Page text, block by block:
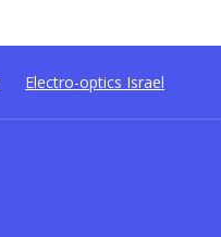
Electro-optics Israel